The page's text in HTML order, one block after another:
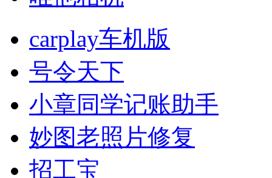
carplay车机版
号令天下
小章同学记账助手
妙图老照片修复
招工宝